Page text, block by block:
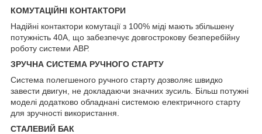
КОМУТАЦІЙНІ КОНТАКТОРИ
Надійні контактори комутації з 100% міді мають збільшену
потужність 40А, що забезпечує довгострокову безперебійну
роботу системи АВР.
ЗРУЧНА СИСТЕМА РУЧНОГО СТАРТУ
Система полегшеного ручного старту дозволяє швидко
завести двигун, не докладаючи значних зусиль. Більш потужні
моделі додатково обладнані системою електричного старту
для зручності використання.
СТАЛЕВИЙ БАК